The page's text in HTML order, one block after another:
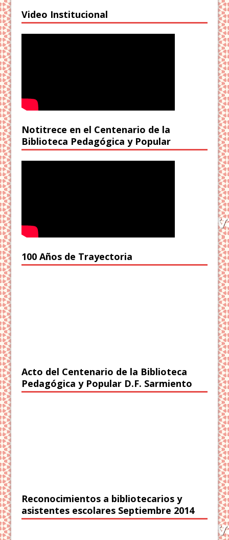
Video Institucional
Notitrece en el Centenario de la
Biblioteca Pedagógica y Popular
100 Años de Trayectoria
Acto del Centenario de la Biblioteca
Pedagógica y Popular D.F. Sarmiento
Reconocimientos a bibliotecarios y
asistentes escolares Septiembre 2014